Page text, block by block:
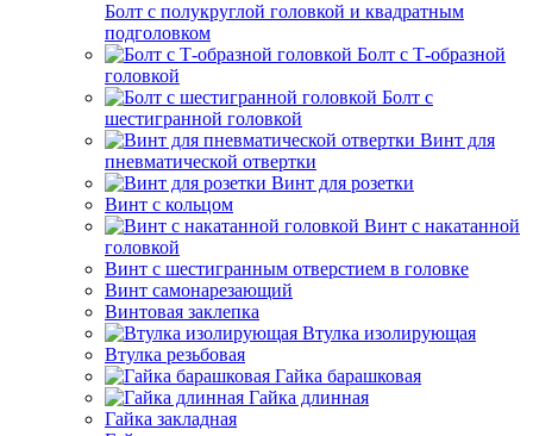
Болт с полукруглой головкой и квадратным
подголовком
Болт с Т-образной
головкой
Болт с
шестигранной головкой
Винт для
пневматической отвертки
Винт для розетки
Винт с кольцом
Винт с накатанной
головкой
Винт с шестигранным отверстием в головке
Винт самонарезающий
Винтовая заклепка
Втулка изолирующая
Втулка резьбовая
Гайка барашковая
Гайка длинная
Гайка закладная